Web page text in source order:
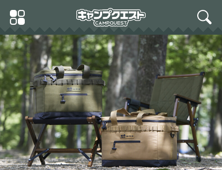
Primary
Menu
search